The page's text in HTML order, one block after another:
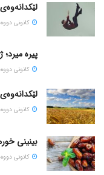
كانونی دووه‌م 19,
پیره
كانونی دووه‌م 16,
كانونی دووه‌م 20,
بینینی
كانونی دووه‌م 21,